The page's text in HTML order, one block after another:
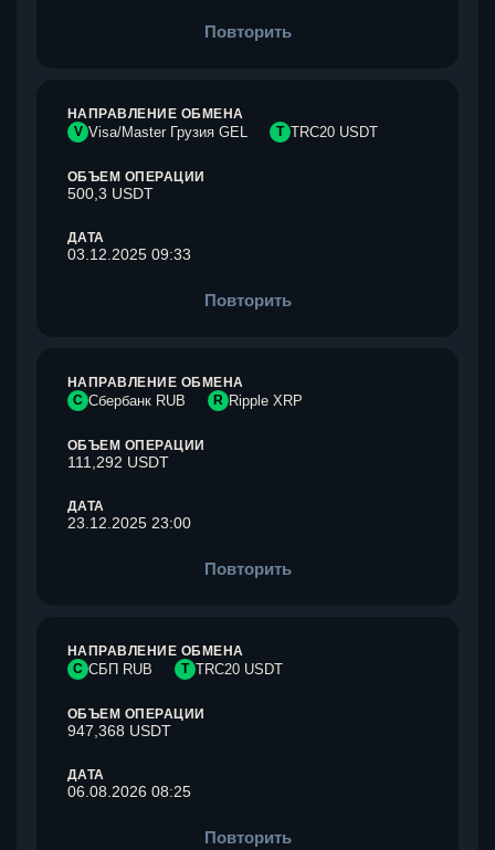
Повторить
НАПРАВЛЕНИЕ ОБМЕНА
V Visa/Master Грузия GEL T TRC20 USDT
ОБЪЕМ ОПЕРАЦИИ
500,3 USDT
ДАТА
03.12.2025 09:33
Повторить
НАПРАВЛЕНИЕ ОБМЕНА
С Сбербанк RUB R Ripple XRP
ОБЪЕМ ОПЕРАЦИИ
111,292 USDT
ДАТА
23.12.2025 23:00
Повторить
НАПРАВЛЕНИЕ ОБМЕНА
С СБП RUB T TRC20 USDT
ОБЪЕМ ОПЕРАЦИИ
947,368 USDT
ДАТА
06.08.2026 08:25
Повторить